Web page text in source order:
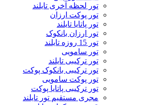
تور لحظه آخری تایلند
تور پوکت ارزان
تور پاتايا تايلند
تور ارزان بانکوک
تور 15 روزه تایلند
تور سامویی
تور ترکیبی تایلند
تور ترکیبی بانکوک پوکت
تور پوکت سامویی
تور ترکیبی پاتایا پوکت
مجری مستقیم تور تایلند